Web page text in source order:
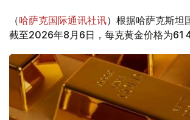
（哈萨克国际通讯社讯）根据哈萨克斯坦
截至2026年8月6日，每克黄金价格为61